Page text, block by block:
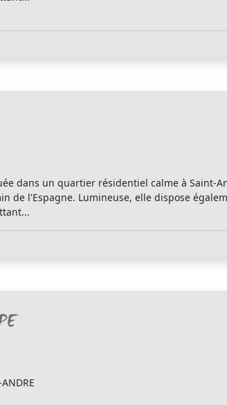
dans un quartier résidentiel calme à Saint-
de l'Espagne. Lumineuse, elle dispose